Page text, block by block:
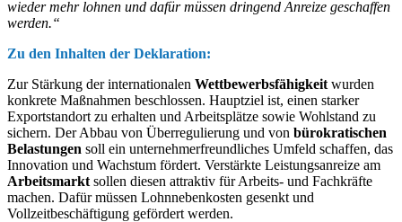
wieder mehr lohnen und dafür müssen dringend Anreize geschaffen
werden.“
Zu den Inhalten der Deklaration:
Zur Stärkung der internationalen Wettbewerbsfähigkeit wurden
konkrete Maßnahmen beschlossen. Hauptziel ist, einen starker
Exportstandort zu erhalten und Arbeitsplätze sowie Wohlstand zu
sichern. Der Abbau von Überregulierung und von bürokratischen
Belastungen soll ein unternehmerfreundliches Umfeld schaffen, das
Innovation und Wachstum fördert. Verstärkte Leistungsanreize am
Arbeitsmarkt sollen diesen attraktiv für Arbeits- und Fachkräfte
machen. Dafür müssen Lohnnebenkosten gesenkt und
Vollzeitbeschäftigung gefördert werden.